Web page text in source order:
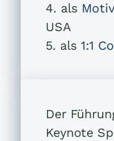
4. als
USA
5. als1:1
Der
Keynote